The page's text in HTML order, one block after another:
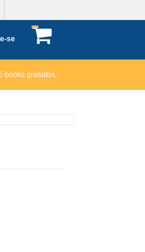
se
books gratuitos